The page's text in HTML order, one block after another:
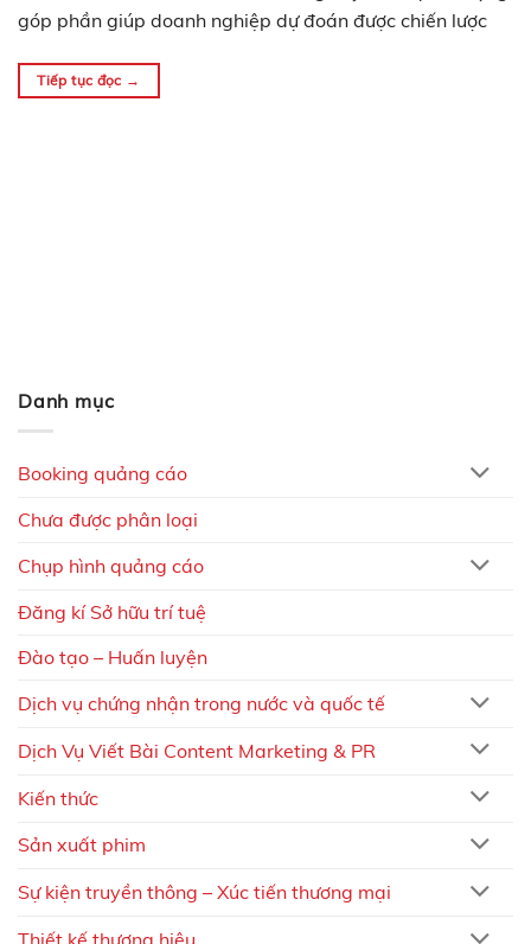
góp phần giúp doanh nghiệp dự đoán được chiến lược
Tiếp tục đọc →
Danh mục
Booking quảng cáo
Chưa được phân loại
Chụp hình quảng cáo
Đăng kí Sở hữu trí tuệ
Đào tạo – Huấn luyện
Dịch vụ chứng nhận trong nước và quốc tế
Dịch Vụ Viết Bài Content Marketing & PR
Kiến thức
Sản xuất phim
Sự kiện truyền thông – Xúc tiến thương mại